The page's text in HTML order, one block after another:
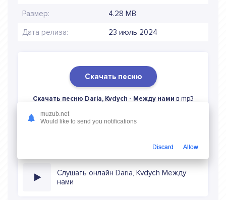
Размер: 4.28 MB
Дата релиза: 23 июль 2024
Скачать песню
Скачать песню Daria, Kvdych - Между нами в mp3
музыку в режиме онлайн
Слушать онлайн Daria, Kvdych Между
нами
muzub.net
Would like to send you notifications
Discard Allow